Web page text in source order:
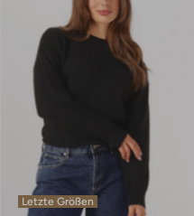
Letzte Größen